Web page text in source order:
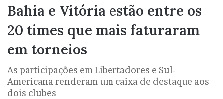
Bahia e Vitória estão entre os
20 times que mais faturaram
em torneios
As participações em Libertadores e Sul-
Americana renderam um caixa de destaque aos
dois clubes